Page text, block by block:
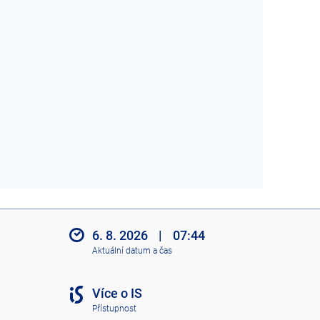
6. 8. 2026 | 07:44
Aktuální datum a čas
Více o IS
Přístupnost